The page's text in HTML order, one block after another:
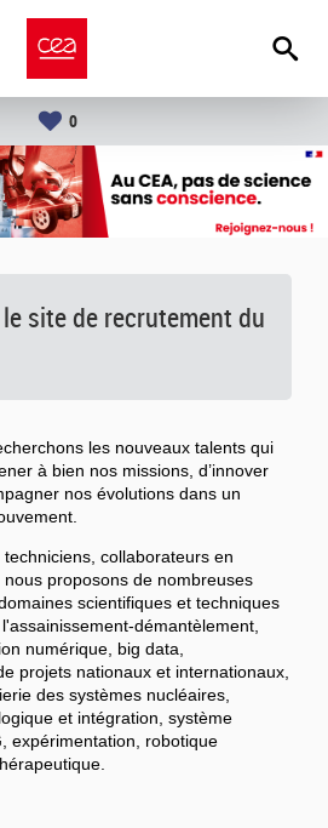
0
site de recrutement du
les nouveaux talents qui
à bien nos missions, d’innover
nos évolutions dans un
collaborateurs en
proposons de nombreuses
scientifiques et techniques
démantèlement,
numérique, big data,
projets nationaux et internationaux,
des systèmes nucléaires,
et intégration, système
expérimentation, robotique